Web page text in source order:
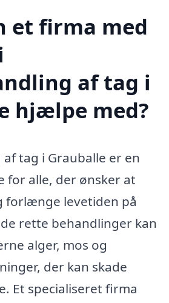
et firma med
af tag i
hjælpe med?
tag i Grauballe er en
for alle, der ønsker at
forlænge levetiden på
rette behandlinger kan
alger, mos og
der kan skade
Et specialiseret firma